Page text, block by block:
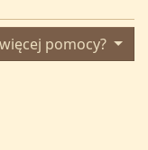
pomocy?